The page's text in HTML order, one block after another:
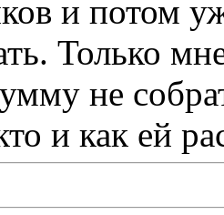
и потом
Только
не
и как ей